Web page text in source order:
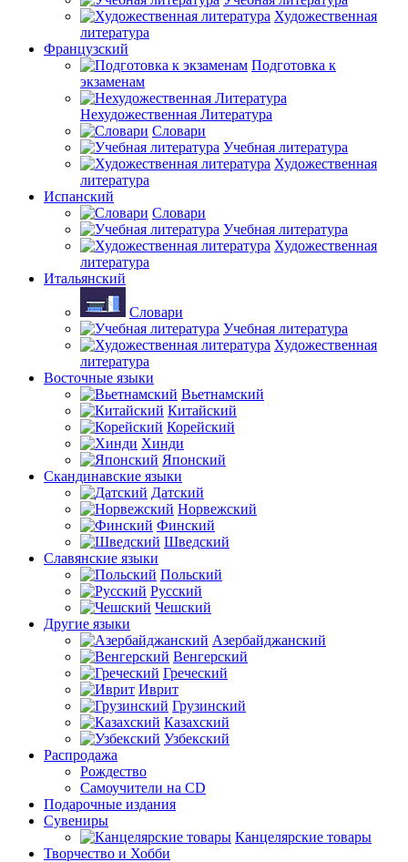
Художественная
литература
Французский
Подготовка к
экзаменам
Нехудожественная Литература
Словари
Учебная литература
Художественная
литература
Испанский
Словари
Учебная литература
Художественная
литература
Итальянский
Словари
Учебная литература
Художественная
литература
Восточные языки
Вьетнамский
Китайский
Корейский
Хинди
Японский
Скандинавские языки
Датский
Норвежский
Финский
Шведский
Славянские языки
Польский
Русский
Чешский
Другие языки
Азербайджанский
Венгерский
Греческий
Иврит
Грузинский
Казахский
Узбекский
Распродажа
Рождество
Самоучители на CD
Подарочные издания
Сувениры
Канцелярские товары
Творчество и Хобби